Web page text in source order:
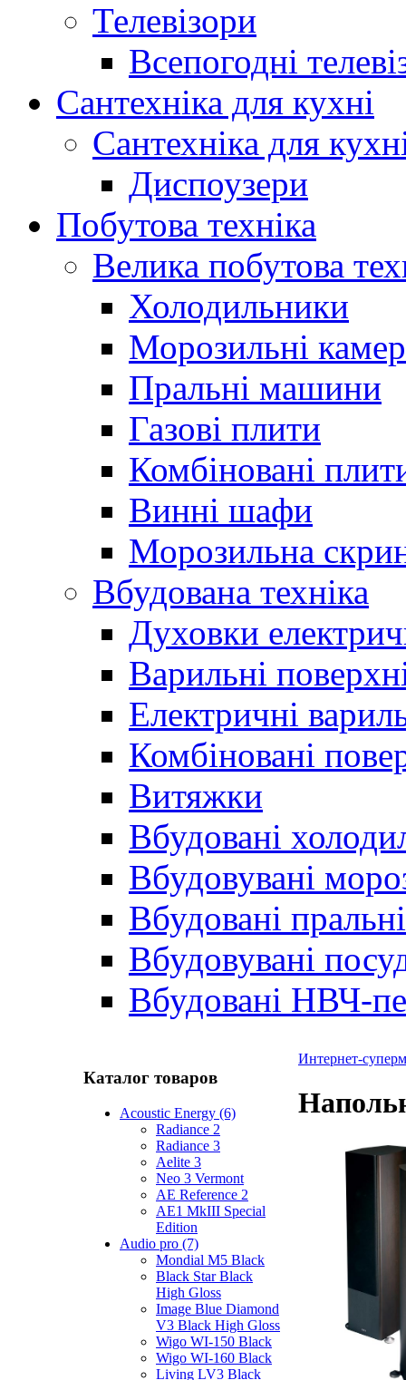
Телевізори
Всепогодні
Сантехніка для кухні
Сантехніка для
Диспоузери
Побутова техніка
Велика побутова
Холодильники
Морозильні
Пральні машини
Газові плити
Комбіновані
Винні шафи
Морозильна
Вбудована техніка
Духовки
Варильні
Електричні
Комбіновані
Витяжки
Вбудовані
Вбудовувані
Вбудовані
Вбудовувані
Вбудовані НВЧ-
Каталог товаров
Acoustic Energy (6)
Radiance 2
Radiance 3
Aelite 3
Neo 3 Vermont
AE Reference 2
AE1 MkIII Special
Edition
Audio pro (7)
Mondial M5 Black
Black Star Black
High Gloss
Image Blue Diamond
V3 Black High Gloss
Wigo WI-150 Black
Wigo WI-160 Black
Living LV3 Black
Интернет-